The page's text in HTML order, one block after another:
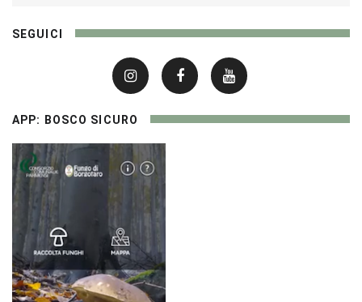
SEGUICI
APP: BOSCO SICURO